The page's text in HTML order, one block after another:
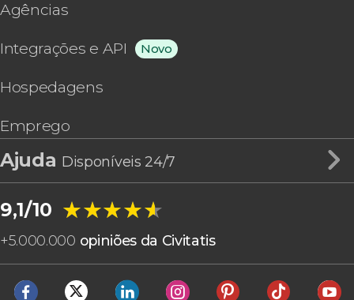
Agências
Integrações e API Novo
Hospedagens
Emprego
Ajuda Disponíveis 24/7
9,1/10 ★★★★★
★★★★★
+5.000.000 opiniões da Civitatis